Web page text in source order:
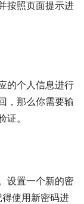
按照页面提示进
的个人信息进行
，那么你需要输
。
设置一个新的密
使用新密码进